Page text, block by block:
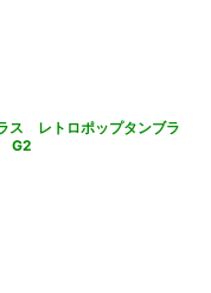
ス レトロポップタンブラ
G2